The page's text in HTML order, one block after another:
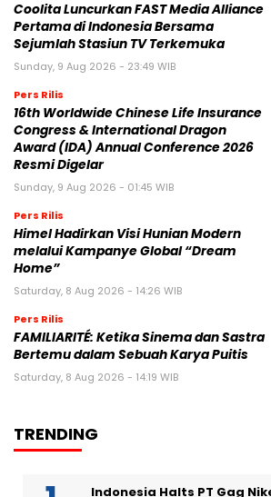
Coolita Luncurkan FAST Media Alliance
Pertama di Indonesia Bersama
Sejumlah Stasiun TV Terkemuka
Sunday, 9 Aug 2026 - 23:49 WIB
Pers Rilis
16th Worldwide Chinese Life Insurance
Congress & International Dragon
Award (IDA) Annual Conference 2026
Resmi Digelar
Sunday, 9 Aug 2026 - 01:45 WIB
Pers Rilis
Himel Hadirkan Visi Hunian Modern
melalui Kampanye Global “Dream
Home”
Saturday, 8 Aug 2026 - 14:26 WIB
Pers Rilis
FAMILIARITÉ: Ketika Sinema dan Sastra
Bertemu dalam Sebuah Karya Puitis
Saturday, 8 Aug 2026 - 14:19 WIB
TRENDING
Indonesia Halts PT Gag